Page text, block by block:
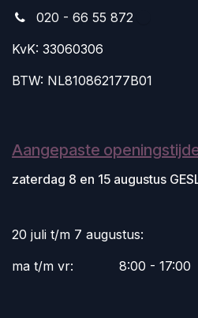
020 - 66 55 872
KvK: 33060306
BTW: NL810862177B01
Aangepaste
zaterdag 8 en 15 augustus
20 juli t/m 7 augustus:
ma t/m vr:
​8:00 - 17:00